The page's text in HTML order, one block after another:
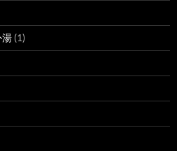
湯 (1)